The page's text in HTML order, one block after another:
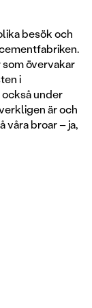
besök och
övervakar
i
under
är och
våra broar – ja,